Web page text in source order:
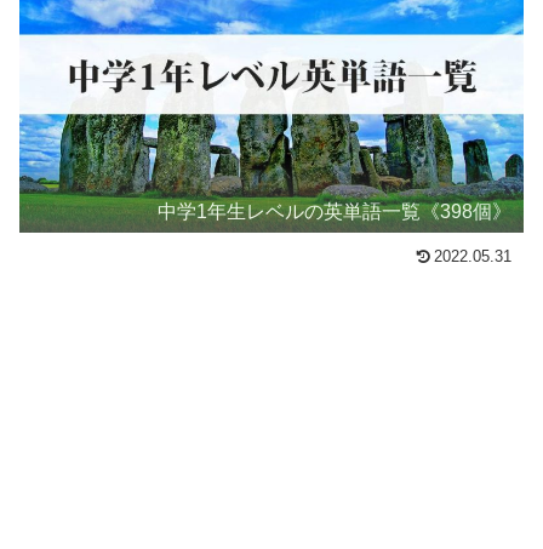
中学1年生レベルの英単語一覧《398個》
2022.05.31